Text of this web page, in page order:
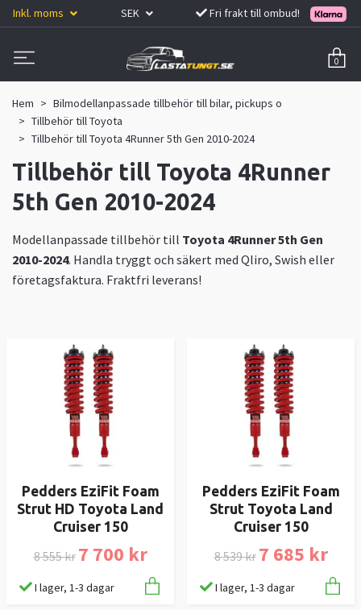
Inkl. moms SEK Fri frakt till ombud!
0
Hem
Bilmodellanpassade tillbehör till bilar, pickups o
Tillbehör till Toyota
Tillbehör till Toyota 4Runner 5th Gen 2010-2024
Tillbehör till Toyota 4Runner
5th Gen 2010-2024
Modellanpassade tillbehör till Toyota 4Runner 5th Gen
2010-2024. Handla tryggt och säkert med Qliro, Swish eller
företagsfaktura. Fraktfri leverans!
Pedders EziFit Foam
Strut HD Toyota Land
Cruiser 150
8 555 kr 7 700 kr
I lager, 1-3 dagar
Pedders EziFit Foam
Strut Toyota Land
Cruiser 150
8 539 kr 7 685 kr
I lager, 1-3 dagar